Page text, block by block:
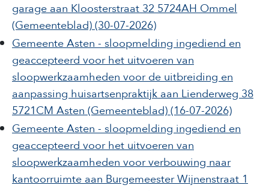
garage aan Kloosterstraat 32 5724AH Ommel
(Gemeenteblad) (30-07-2026)
Gemeente Asten - sloopmelding ingediend en
geaccepteerd voor het uitvoeren van
sloopwerkzaamheden voor de uitbreiding en
aanpassing huisartsenpraktijk aan Lienderweg 38
5721CM Asten (Gemeenteblad) (16-07-2026)
Gemeente Asten - sloopmelding ingediend en
geaccepteerd voor het uitvoeren van
sloopwerkzaamheden voor verbouwing naar
kantoorruimte aan Burgemeester Wijnenstraat 1